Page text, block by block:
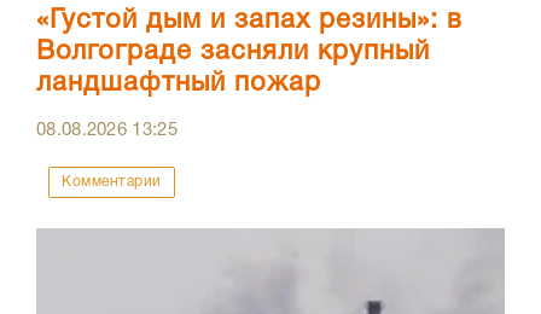
«Густой дым и запах резины»: в
Волгограде засняли крупный
ландшафтный пожар
08.08.2026 13:25
Комментарии